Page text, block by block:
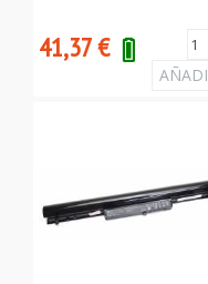
41,37€